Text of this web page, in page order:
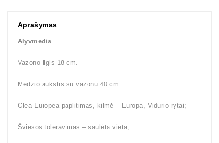
Aprašymas
Alyvmedis
Vazono ilgis 18 cm.
Medžio aukštis su vazonu 40 cm.
Olea Europea paplitimas, kilmė – Europa, Vidurio rytai;
Šviesos toleravimas – saulėta vieta;